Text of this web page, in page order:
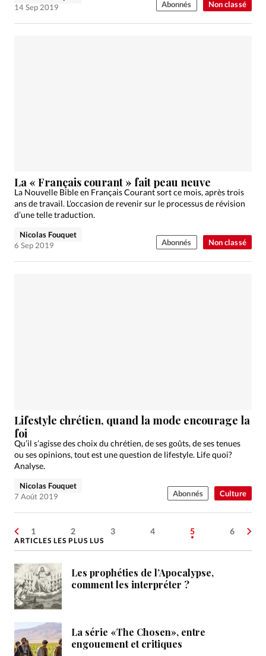
Non classé
14 Sep 2019
Abonnés
Non classé
La « Français courant » fait peau neuve
La Nouvelle Bible en Français Courant sort ce mois, après trois
ans de travail. L’occasion de revenir sur le processus de révision
d’une telle traduction.
Nicolas Fouquet
6 Sep 2019
Abonnés
Culture
Lifestyle chrétien, quand la mode encourage la
foi
Qu’il s’agisse des choix du chrétien, de ses goûts, de ses tenues
ou ses opinions, tout est une question de lifestyle. Life quoi?
Analyse.
Nicolas Fouquet
7 Août 2019
Abonnés
1 2 3 4 5 6
ARTICLES LES PLUS LUS
Les prophéties de l’Apocalypse,
comment les interpréter ?
La série «The Chosen», entre
engouement et critiques